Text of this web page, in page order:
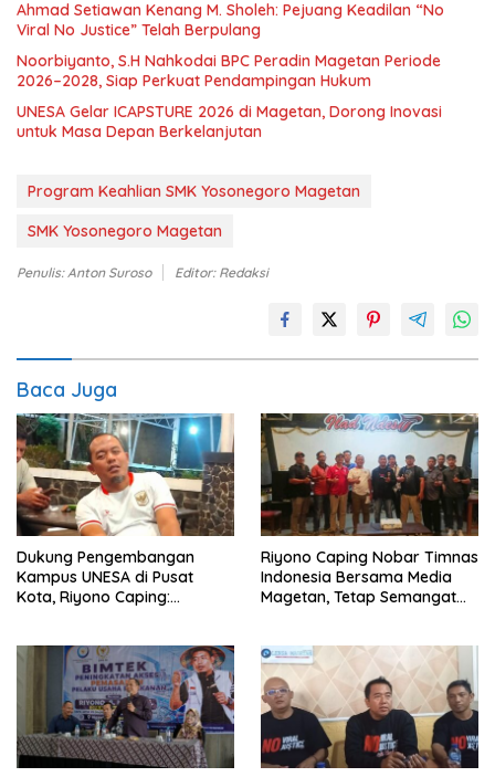
Ahmad Setiawan Kenang M. Sholeh: Pejuang Keadilan “No
Viral No Justice” Telah Berpulang
Noorbiyanto, S.H Nahkodai BPC Peradin Magetan Periode
2026–2028, Siap Perkuat Pendampingan Hukum
UNESA Gelar ICAPSTURE 2026 di Magetan, Dorong Inovasi
untuk Masa Depan Berkelanjutan
Program Keahlian SMK Yosonegoro Magetan
SMK Yosonegoro Magetan
Penulis: Anton Suroso Editor: Redaksi
Baca Juga
Dukung Pengembangan
Kampus UNESA di Pusat
Kota, Riyono Caping:
Riyono Caping Nobar Timnas
Indonesia Bersama Media
Magetan, Tetap Semangat